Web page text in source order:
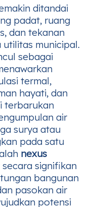
ditandai
padat, ruang
dan tekanan
municipal.
sebagai
termal,
hayati, dan
terbarukan
air
surya atau
pada satu
nexus
signifikan
bangunan
pasokan air
potensi